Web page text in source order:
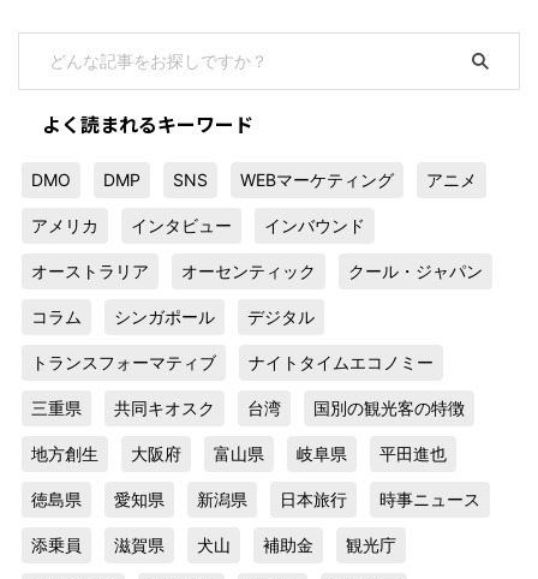
よく読まれるキーワード
DMO DMP SNS WEBマーケティング アニメ
アメリカ インタビュー インバウンド
オーストラリア オーセンティック クール・ジャパン
コラム シンガポール デジタル
トランスフォーマティブ ナイトタイムエコノミー
三重県 共同キオスク 台湾 国別の観光客の特徴
地方創生 大阪府 富山県 岐阜県 平田進也
徳島県 愛知県 新潟県 日本旅行 時事ニュース
添乗員 滋賀県 犬山 補助金 観光庁